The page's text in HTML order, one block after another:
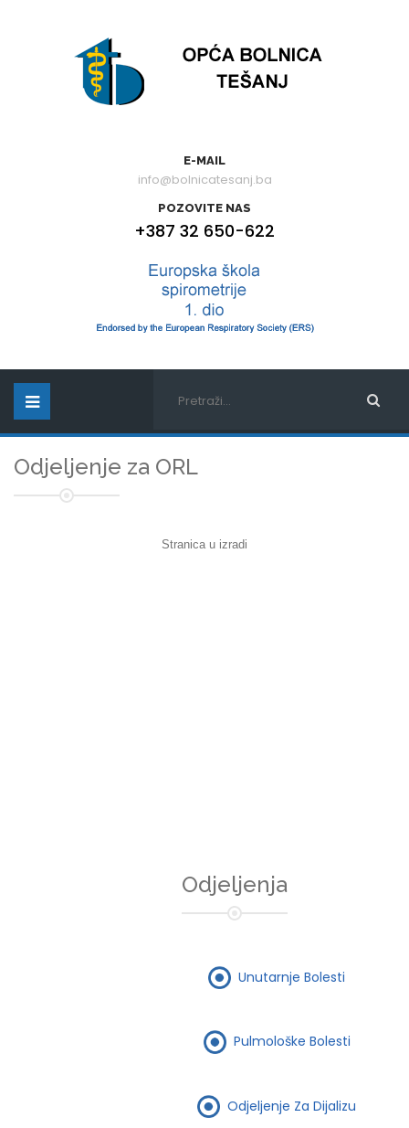
E-MAIL
info@bolnicatesanj.ba
POZOVITE NAS
+387 32 650-622
Odjeljenje za ORL
Stranica u izradi
Odjeljenja
Unutarnje Bolesti
Pulmološke Bolesti
Odjeljenje Za Dijalizu